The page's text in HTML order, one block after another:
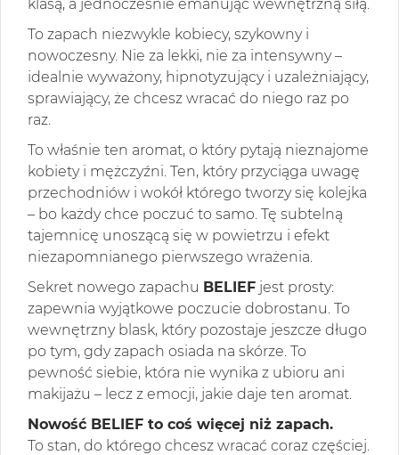
klasą, a jednocześnie emanując wewnętrzną siłą.
To zapach niezwykle kobiecy, szykowny i
nowoczesny. Nie za lekki, nie za intensywny –
idealnie wyważony, hipnotyzujący i uzależniający,
sprawiający, że chcesz wracać do niego raz po
raz.
To właśnie ten aromat, o który pytają nieznajome
kobiety i mężczyźni. Ten, który przyciąga uwagę
przechodniów i wokół którego tworzy się kolejka
– bo każdy chce poczuć to samo. Tę subtelną
tajemnicę unoszącą się w powietrzu i efekt
niezapomnianego pierwszego wrażenia.
Sekret nowego zapachu BELIEF jest prosty:
zapewnia wyjątkowe poczucie dobrostanu. To
wewnętrzny blask, który pozostaje jeszcze długo
po tym, gdy zapach osiada na skórze. To
pewność siebie, która nie wynika z ubioru ani
makijażu – lecz z emocji, jakie daje ten aromat.
Nowość BELIEF to coś więcej niż zapach.
To stan, do którego chcesz wracać coraz częściej.